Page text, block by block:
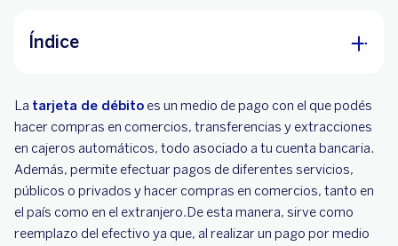
Índice
operaciones podés realizar?
¡Conocé los beneficios que obtendrás con tu
tarjeta débito BBVA!
¿Cómo operar y consultar tus productos
La tarjeta de débito es un medio de pago con el que podés
hacer compras en comercios, transferencias y extracciones
en cajeros automáticos, todo asociado a tu cuenta bancaria.
Además, permite efectuar pagos de diferentes servicios,
públicos o privados y hacer compras en comercios, tanto en
el país como en el extranjero.De esta manera, sirve como
reemplazo del efectivo ya que, al realizar un pago por medio